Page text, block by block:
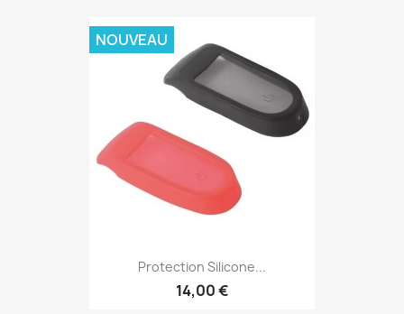
Protection Silicone...
14,00 €
NOUVEAU